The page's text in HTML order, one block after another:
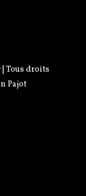
| Tous droits
Pajot